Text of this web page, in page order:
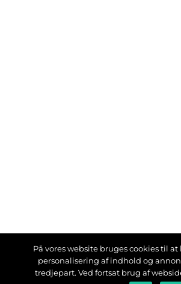
På vores website bruges cookies til
personalisering af indhold og
tredjepart. Ved fortsat brug af